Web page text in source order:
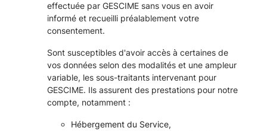
effectuée par GESCIME sans vous en avoir
informé et recueilli préalablement votre
consentement.
Sont susceptibles d'avoir accès à certaines de
vos données selon des modalités et une ampleur
variable, les sous-traitants intervenant pour
GESCIME. Ils assurent des prestations pour notre
compte, notamment :
Hébergement du Service,